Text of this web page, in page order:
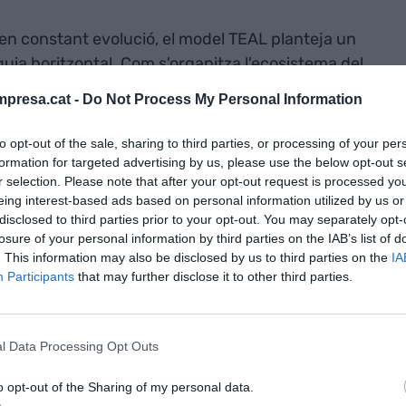
- Do Not Process My Personal Information
opt-out of the sale, sharing to third parties, or processing of your
for targeted advertising by us, please use the below opt-out
selection. Please note that after your opt-out request is processed
interest-based ads based on personal information utilized by us
to third parties prior to your opt-out. You may separately
of your personal information by third parties on the IAB’s list of
This information may also be disclosed by us to third parties on the
Participants that may further disclose it to other third parties.
Data Processing Opt Outs
opt-out of the Sharing of my personal data.
constant evolució, el model TEAL planteja un
horitzontal. Com s'organitza l'ecosistema del
sobre les abelles, els ocells i les formigues
dels estornells, hi ha algú que porti la
que dona ordres als 85 milions de cèl·lules que
adaptació i propòsit en evolució a
ens
la màscara
nos en la